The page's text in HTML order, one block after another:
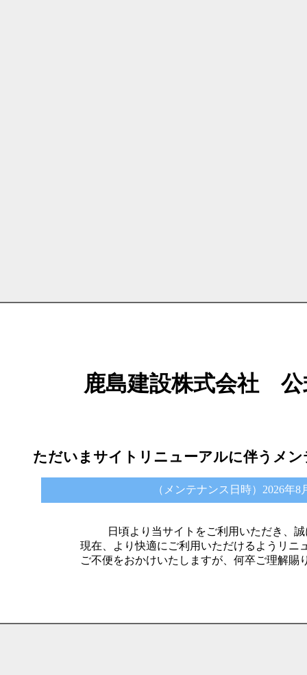
鹿島建設株式会社
ただいまサイトリニューアルに伴うメ
（メンテナンス日時）2026年8
日頃より当サイトをご利用いただき、
現在、より快適にご利用いただけるようリニ
ご不便をおかけいたしますが、何卒ご理解賜